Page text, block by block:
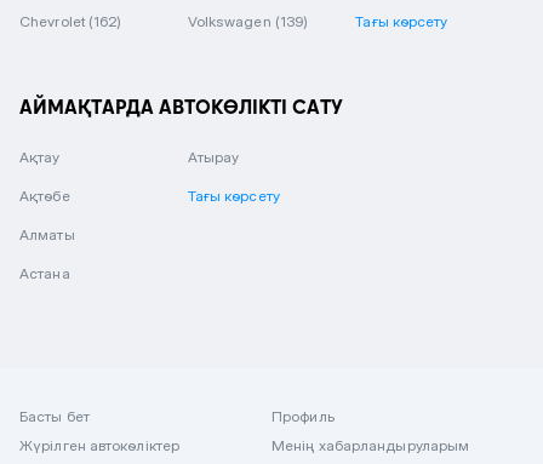
Chevrolet (162) Volkswagen (139) Тағы көрсету
АЙМАҚТАРДА АВТОКӨЛІКТІ САТУ
Ақтау
Ақтөбе
Алматы
Астана
Атырау
Тағы көрсету
Басты бет
Жүрілген автокөліктер
Профиль
Менің хабарландыруларым